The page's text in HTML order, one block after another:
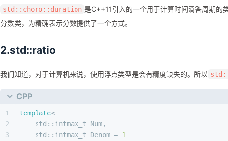
std::choro::duration 是C++11引入的一个用于计算时间滴答周期的
分数类，为精确表示分数提供了一个方式。
2.std::ratio
我们知道，对于计算机来说，使用浮点类型是会有精度缺失的。所以
CPP
1
2
3
template<
    std::
intmax_t Num,
    std::
intmax_t Denom = 1